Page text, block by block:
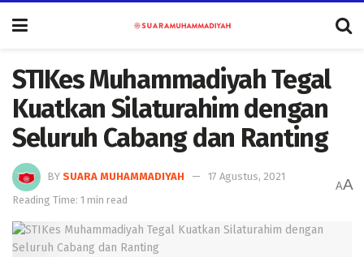
STIKes Muhammadiyah Tegal
Kuatkan Silaturahim dengan
Seluruh Cabang dan Ranting
BY SUARA MUHAMMADIYAH
17 Agustus, 2021
Reading Time: 1 min read
AA